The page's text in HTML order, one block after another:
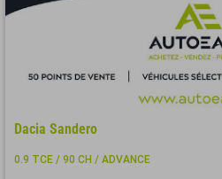
Dacia Sandero
0.9 TCE / 90 CH / ADVANCE